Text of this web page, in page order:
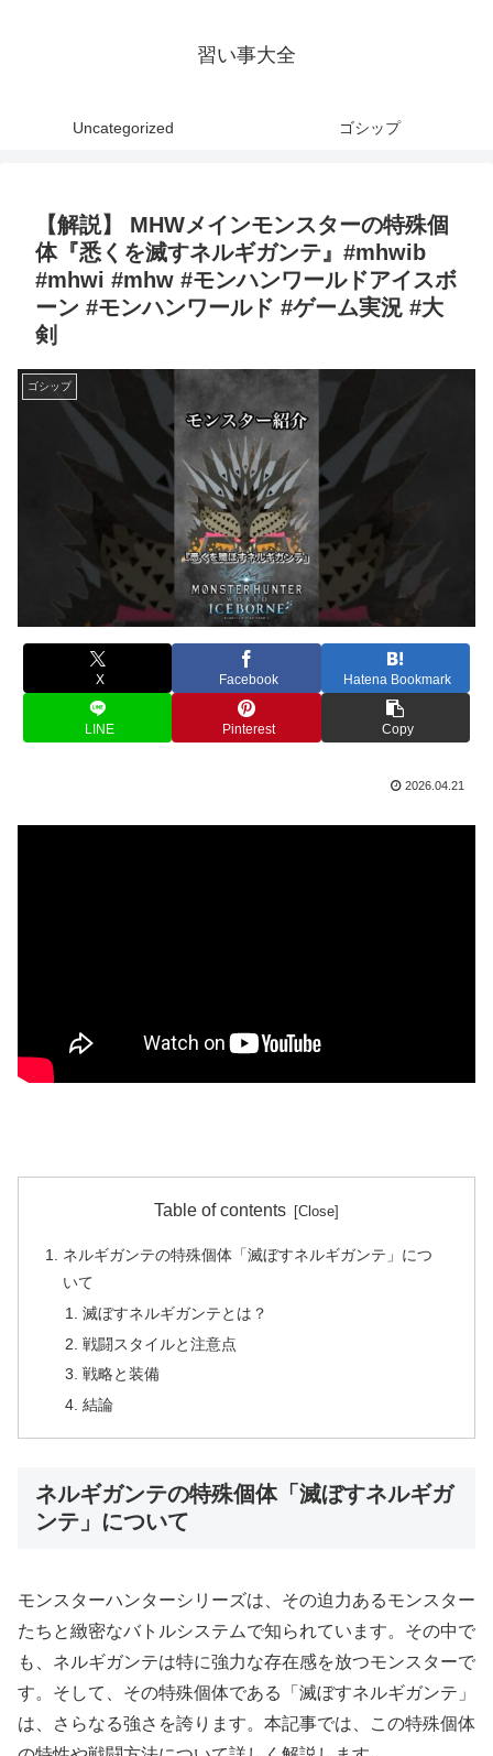
習い事大全
Uncategorized ゴシップ
【解説】 MHWメインモンスターの特殊個
体『悉くを滅すネルギガンテ』#mhwib
#mhwi #mhw #モンハンワールドアイスボ
ーン #モンハンワールド #ゲーム実況 #大
剣
ゴシップ
X Facebook Hatena Bookmark
LINE Pinterest Copy
2026.04.21
Table of contents
ネルギガンテの特殊個体「滅ぼすネルギガンテ」につ
いて
滅ぼすネルギガンテとは？
戦闘スタイルと注意点
戦略と装備
結論
ネルギガンテの特殊個体「滅ぼすネルギガ
ンテ」について
モンスターハンターシリーズは、その迫力あるモンスター
たちと緻密なバトルシステムで知られています。その中で
も、ネルギガンテは特に強力な存在感を放つモンスターで
す。そして、その特殊個体である「滅ぼすネルギガンテ」
は、さらなる強さを誇ります。本記事では、この特殊個体